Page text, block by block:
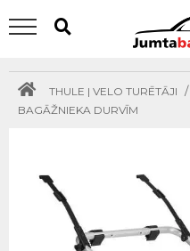
THULE | VELO TURĒTĀJI /
BAGĀŽNIEKA DURVĪM